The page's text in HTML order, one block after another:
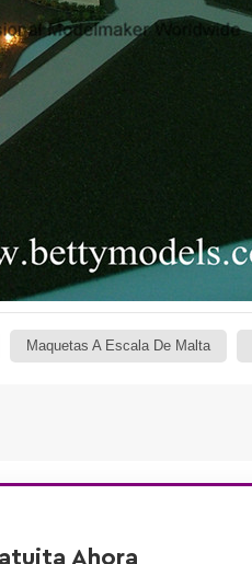
Maquetas A Escala De Malta
Ahora